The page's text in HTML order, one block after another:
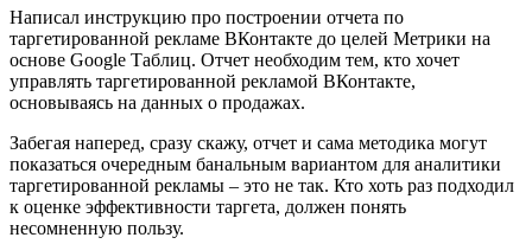
Написал инструкцию про построении отчета по
таргетированной рекламе ВКонтакте до целей Метрики на
основе Google Таблиц. Отчет необходим тем, кто хочет
управлять таргетированной рекламой ВКонтакте,
основываясь на данных о продажах.
Забегая наперед, сразу скажу, отчет и сама методика могут
показаться очередным банальным вариантом для аналитики
таргетированной рекламы – это не так. Кто хоть раз подходил
к оценке эффективности таргета, должен понять
несомненную пользу.